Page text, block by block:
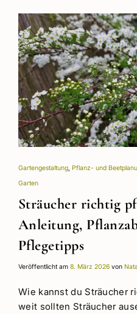
Gartengestaltung, Pflanz- und
Garten
Sträucher richtig
Anleitung,
Pflegetipps
Veröffentlicht am 8. März 2026 von
Wie kannst du Sträucher
weit sollten Sträucher